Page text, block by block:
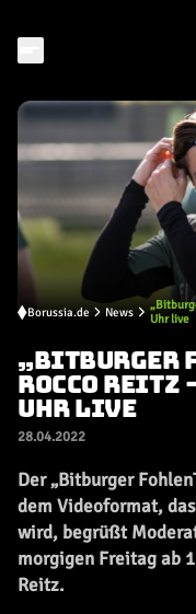
Borussia.de News
Uhr live
„BITBURGER
ROCCO REITZ
UHR LIVE
28.04.2022
Der „Bitburger
dem Videoformat,
wird, begrüßt
morgigen Freitag ab
Reitz.